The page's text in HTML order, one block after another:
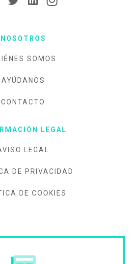
NOSOTROS
SOMOS
AYÚDANOS
CONTACTO
LEGAL
LEGAL
DE PRIVACIDAD
DE COOKIES